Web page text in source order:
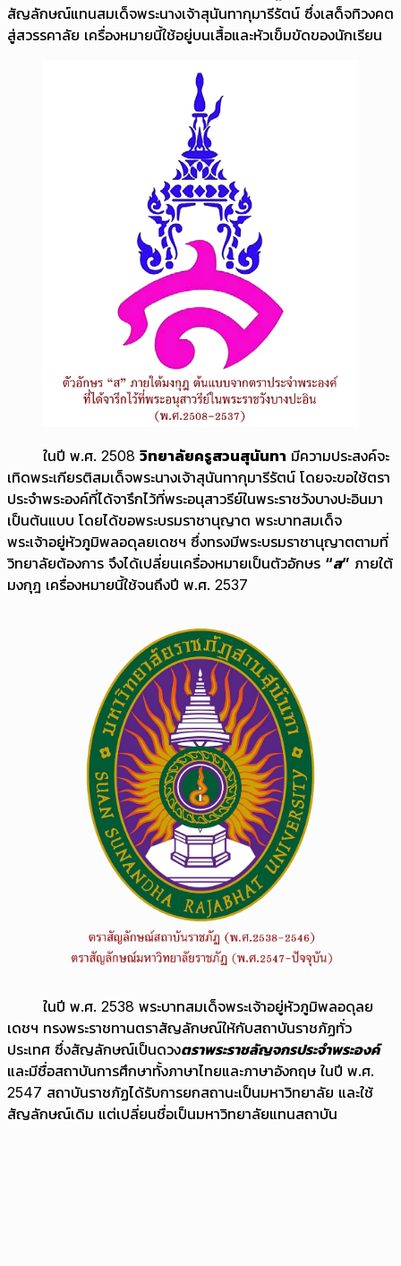
สัญลักษณ์แทนสมเด็จพระนางเจ้าสุนันทากุมารีรัตน์ ซึ่งเสด็จทิวงคต
สู่สวรรคาลัย เครื่องหมายนี้ใช้อยู่บนเสื้อและหัวเข็มขัดของนักเรียน
ในปี พ.ศ. 2508 วิทยาลัยครูสวนสุนันทา มีความประสงค์จะ
เทิดพระเกียรติสมเด็จพระนางเจ้าสุนันทากุมารีรัตน์ โดยจะขอใช้ตรา
ประจำพระองค์ที่ได้จารึกไว้ที่พระอนุสาวรีย์ในพระราชวังบางปะอินมา
เป็นต้นแบบ โดยได้ขอพระบรมราชานุญาต พระบาทสมเด็จ
พระเจ้าอยู่หัวภูมิพลอดุลยเดชฯ ซึ่งทรงมีพระบรมราชานุญาตตามที่
วิทยาลัยต้องการ จึงได้เปลี่ยนเครื่องหมายเป็นตัวอักษร “ส” ภายใต้
มงกุฎ เครื่องหมายนี้ใช้จนถึงปี พ.ศ. 2537
ในปี พ.ศ. 2538 พระบาทสมเด็จพระเจ้าอยู่หัวภูมิพลอดุลย
เดชฯ ทรงพระราชทานตราสัญลักษณ์ให้กับสถาบันราชภัฏทั่ว
ประเทศ ซึ่งสัญลักษณ์เป็นดวงตราพระราชลัญจกรประจำพระองค์
และมีชื่อสถาบันการศึกษาทั้งภาษาไทยและภาษาอังกฤษ ในปี พ.ศ.
2547 สถาบันราชภัฏได้รับการยกสถานะเป็นมหาวิทยาลัย และใช้
สัญลักษณ์เดิม แต่เปลี่ยนชื่อเป็นมหาวิทยาลัยแทนสถาบัน